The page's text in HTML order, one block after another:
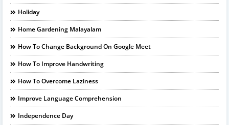
Holiday
Home Gardening Malayalam
How To Change Background On Google Meet
How To Improve Handwriting
How To Overcome Laziness
Improve Language Comprehension
Independence Day